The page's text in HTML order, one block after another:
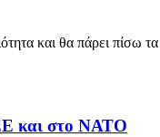
και θα πάρει πίσω
ΕΕ και στο ΝΑΤΟ